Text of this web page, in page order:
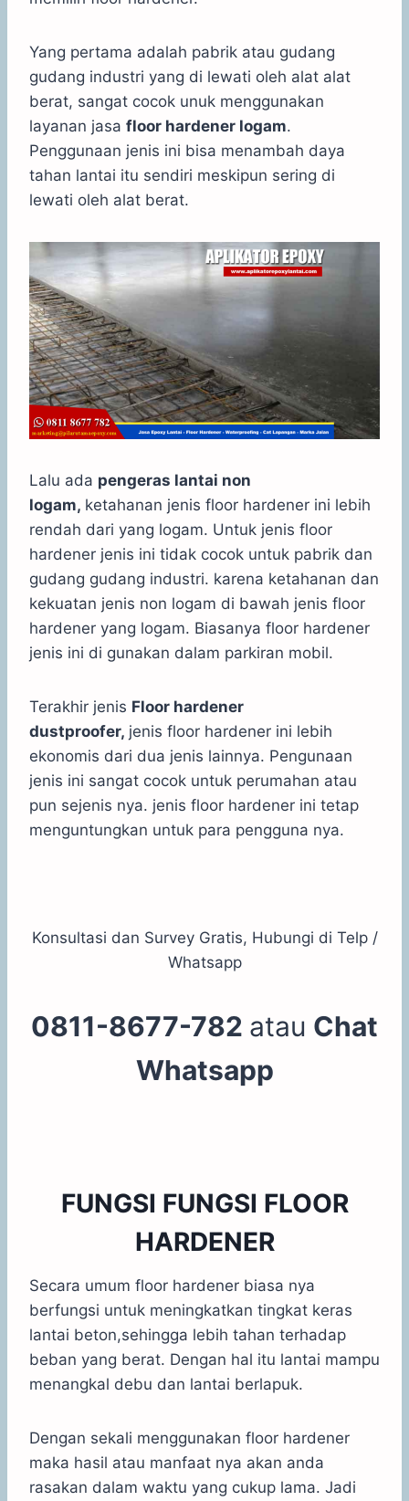
Yang pertama adalah pabrik atau gudang
gudang industri yang di lewati oleh alat alat
berat, sangat cocok unuk menggunakan
layanan jasa floor hardener logam.
Penggunaan jenis ini bisa menambah daya
tahan lantai itu sendiri meskipun sering di
lewati oleh alat berat.
Lalu ada pengeras lantai non
logam, ketahanan jenis floor hardener ini lebih
rendah dari yang logam. Untuk jenis floor
hardener jenis ini tidak cocok untuk pabrik dan
gudang gudang industri. karena ketahanan dan
kekuatan jenis non logam di bawah jenis floor
hardener yang logam. Biasanya floor hardener
jenis ini di gunakan dalam parkiran mobil.
Terakhir jenis Floor hardener
dustproofer, jenis floor hardener ini lebih
ekonomis dari dua jenis lainnya. Pengunaan
jenis ini sangat cocok untuk perumahan atau
pun sejenis nya. jenis floor hardener ini tetap
menguntungkan untuk para pengguna nya.
Konsultasi dan Survey Gratis, Hubungi di Telp /
Whatsapp
0811-8677-782 atau Chat
Whatsapp
FUNGSI FUNGSI FLOOR
HARDENER
Secara umum floor hardener biasa nya
berfungsi untuk meningkatkan tingkat keras
lantai beton,sehingga lebih tahan terhadap
beban yang berat. Dengan hal itu lantai mampu
menangkal debu dan lantai berlapuk.
Dengan sekali menggunakan floor hardener
maka hasil atau manfaat nya akan anda
rasakan dalam waktu yang cukup lama. Jadi